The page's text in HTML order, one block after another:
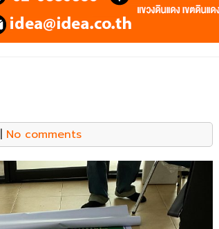
| No comments